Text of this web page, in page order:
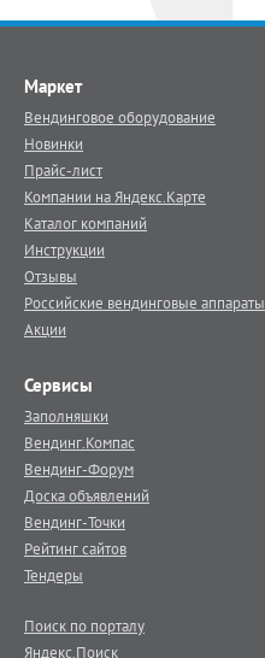
Маркет
Вендинговое оборудование
Новинки
Прайс-лист
Компании на Яндекс.Карте
Каталог компаний
Инструкции
Отзывы
Российские вендинговые аппараты
Акции
Сервисы
Заполняшки
Вендинг.Компас
Вендинг-Форум
Доска объявлений
Вендинг-Точки
Рейтинг сайтов
Тендеры
Поиск по порталу
Яндекс.Поиск